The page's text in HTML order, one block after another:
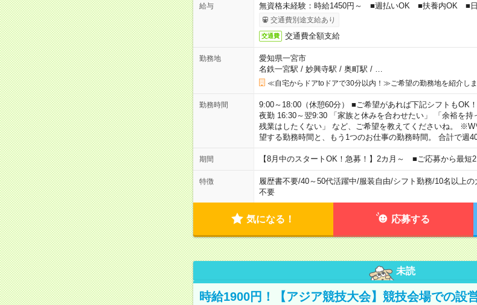
給与 無資格未経験：時給1450円～ ■週払いOK ■扶養内OK ■日
交通費別途支給あり
交通費 交通費全額支給
勤務地
愛知県一宮市
名鉄一宮駅 / 妙興寺駅 / 奥町駅 /
≪自宅からドアtoドアで30分以内！≫ご希望の勤務地を紹介しま
勤務時間
9:00～18:00（休憩60分） ■ご希望があれば下記シフトもOK
夜勤 16:30～翌9:30 「家族と休みを合わせたい」 「余裕を
残業はしたくない」 など、ご希望を教えてくださいね。
望する勤務時間と、もう1つのお仕事の勤務時間。 合計で週
期間 【8月中のスタートOK！急募！】2カ月～ ■ご応募から最短
特徴 履歴書不要/40～50代活躍中/服装自由/シフト勤務/10名以上の
不要
気になる！ 応募する
未読
時給1900円！【アジア競技大会】競技会場での設